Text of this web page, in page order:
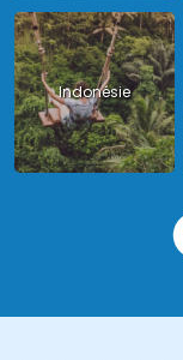
Indonésie